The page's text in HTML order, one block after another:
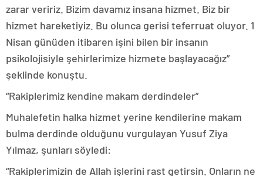
zarar veririz. Bizim davamız insana hizmet. Biz bir
hizmet hareketiyiz. Bu olunca gerisi teferruat oluyor. 1
Nisan günüden itibaren işini bilen bir insanın
psikolojisiyle şehirlerimize hizmete başlayacağız”
şeklinde konuştu.
“Rakiplerimiz kendine makam derdindeler”
Muhalefetin halka hizmet yerine kendilerine makam
bulma derdinde olduğunu vurgulayan Yusuf Ziya
Yılmaz, şunları söyledi:
“Rakiplerimizin de Allah işlerini rast getirsin. Onların ne